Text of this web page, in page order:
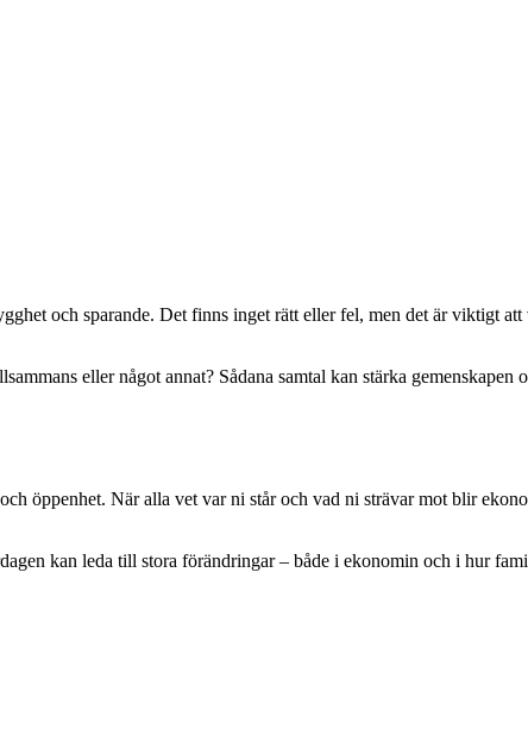
och sparande. Det finns inget rätt eller fel, men det är viktigt
eller något annat? Sådana samtal kan stärka gemenskapen
öppenhet. När alla vet var ni står och vad ni strävar mot blir
kan leda till stora förändringar – både i ekonomin och i hur